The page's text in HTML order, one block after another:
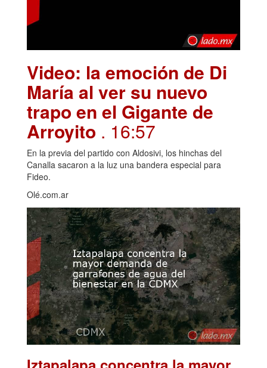
Video: la emoción de Di
María al ver su nuevo
trapo en el Gigante de
Arroyito . 16:57
En la previa del partido con Aldosivi, los hinchas del
Canalla sacaron a la luz una bandera especial para
Fideo.
Olé.com.ar